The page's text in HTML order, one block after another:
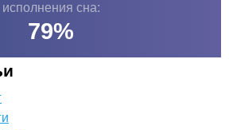
исполнения сна:
79%